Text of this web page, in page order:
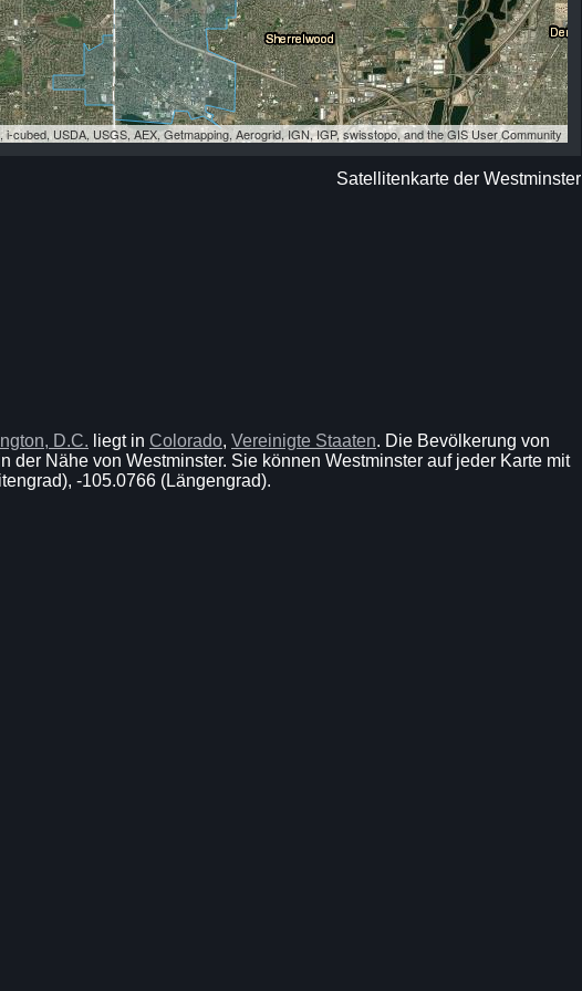
i-cubed, USDA, USGS, AEX, Getmapping, Aerogrid, IGN, IGP, swisstopo, and the GIS User Community
Satellitenkarte der Westminster
D.C. liegt in Colorado, Vereinigte Staaten. Die Bevölkerung von
der Nähe von Westminster. Sie können Westminster auf jeder Karte mit
-105.0766 (Längengrad).